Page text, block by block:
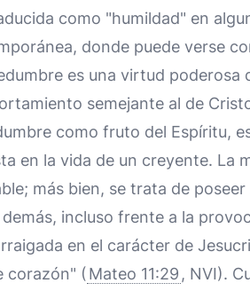
como "humildad" en
donde puede verse
es una virtud poderosa
semejante al de
como fruto del Espíritu,
en la vida de un creyente. La
más bien, se trata de
incluso frente a la
en el carácter de
corazón" ( Mateo 11:29 , NVI).